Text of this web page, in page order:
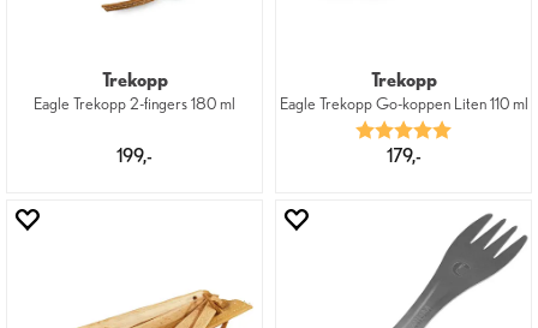
Trekopp
Eagle Trekopp 2-fingers 180 ml
199,-
Trekopp
Eagle Trekopp Go-koppen Liten 110 ml
Karakter:
179,-